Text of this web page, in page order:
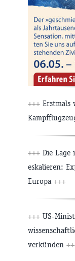
+++ Erstmals
+++ Die Lage
eskalieren:
Europa +++
+++ US-
verkünden